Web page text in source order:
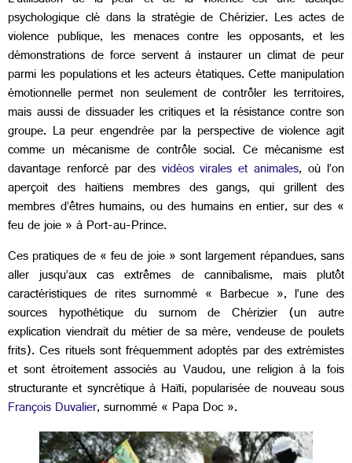
psychologique clé dans la stratégie de Chérizier. Les actes de
violence publique, les menaces contre les opposants, et les
démonstrations de force servent à instaurer un climat de peur
parmi les populations et les acteurs étatiques. Cette manipulation
émotionnelle permet non seulement de contrôler les territoires,
mais aussi de dissuader les critiques et la résistance contre son
groupe. La peur engendrée par la perspective de violence agit
comme un mécanisme de contrôle social. Ce mécanisme est
davantage renforcé par desvidéos virales et animales, où l’on
aperçoit des haïtiens membres des gangs, qui grillent des
membres d’êtres humains, ou des humains en entier, sur des «
feu de joie » à Port-au-Prince.
Ces pratiques de « feu de joie » sont largement répandues, sans
aller jusqu’aux cas extrêmes de cannibalisme, mais plutôt
caractéristiques de rites surnommé « Barbecue », l’une des
sources hypothétique du surnom de Chérizier (un autre
explication viendrait du métier de sa mère, vendeuse de poulets
frits). Ces rituels sont fréquemment adoptés par des extrémistes
et sont étroitement associés au Vaudou, une religion à la fois
structurante et syncrétique à Haïti, popularisée de nouveau sous
François Duvalier, surnommé « Papa Doc ».